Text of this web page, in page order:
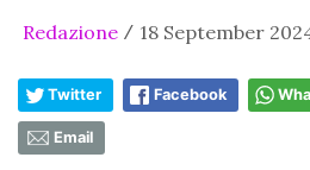
Redazione / 18 September
Twitter Facebook
Email